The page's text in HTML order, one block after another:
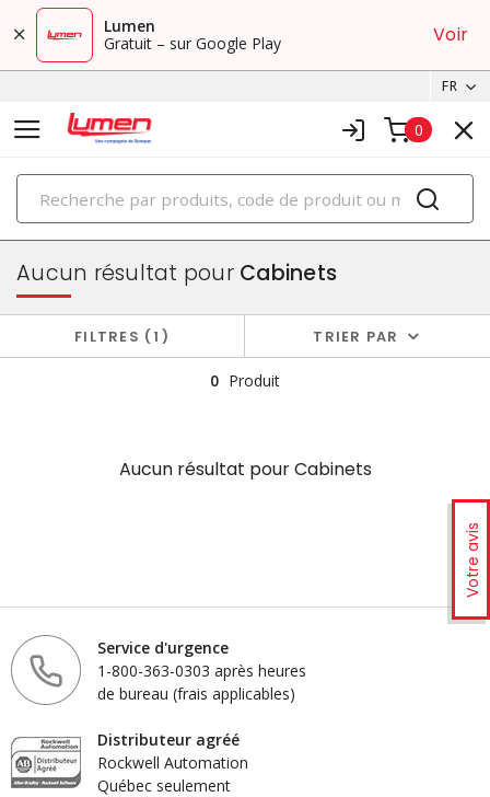
Lumen
Gratuit – sur Google Play
Voir
FR
0
PRODUITS
boîtiers et cabinets
Votre avis
Aucun résultat pourCabinets
FILTRES 1 TRIER PAR
0 Produit
Aucun résultat pourCabinets
Service d'urgence
1-800-363-0303 après heures
de bureau (frais applicables)
Distributeur agréé
Rockwell Automation
Québec seulement